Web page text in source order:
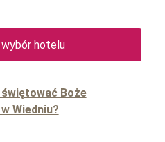
wybór hotelu
Boże
Wiedniu?